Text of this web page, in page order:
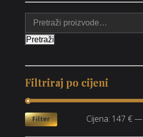
Pretraži
Filtriraj po cijeni
Filter Cijena: 147 €—